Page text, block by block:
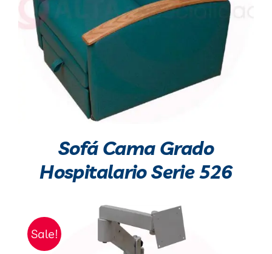
Sofá Cama Grado
Hospitalario Serie 526
Sale!